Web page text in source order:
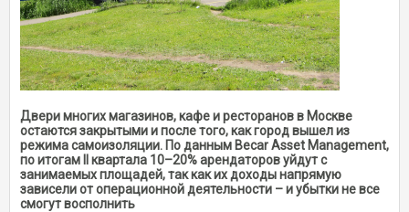
Двери многих магазинов, кафе и ресторанов в Москве
остаются закрытыми и после того, как город вышел из
режима самоизоляции. По данным Becar Asset Management,
по итогам II квартала 10–20% арендаторов уйдут с
занимаемых площадей, так как их доходы напрямую
зависели от операционной деятельности – и убытки не все
смогут восполнить